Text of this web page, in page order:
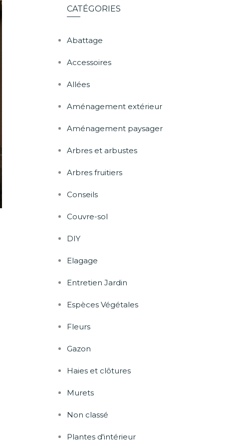
CATÉGORIES
Abattage
Accessoires
Allées
Aménagement extérieur
Aménagement paysager
Arbres et arbustes
Arbres fruitiers
Conseils
Couvre-sol
DIY
Elagage
Entretien Jardin
Espèces Végétales
Fleurs
Gazon
Haies et clôtures
Murets
Non classé
Plantes d'intérieur